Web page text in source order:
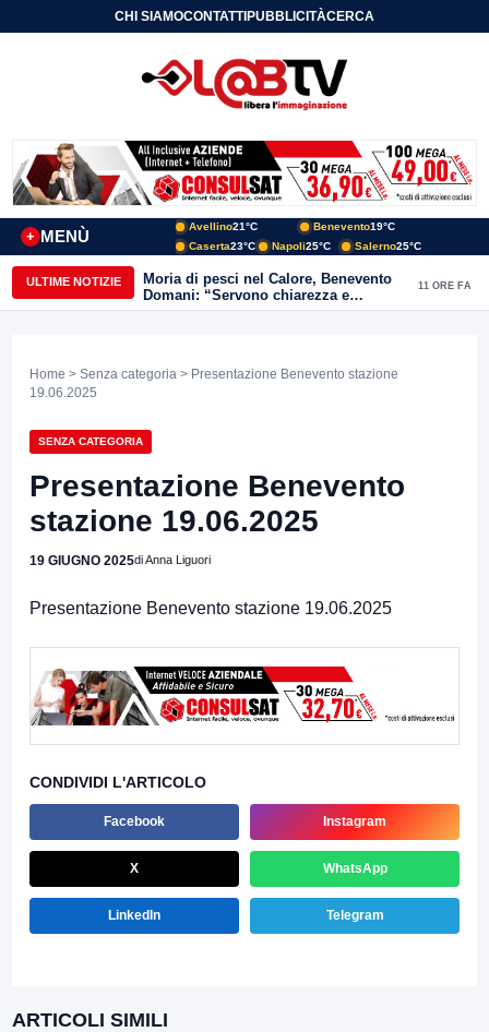
CHI SIAMOCONTATTIPUBBLICITÀCERCA
MENÙ
+
Avellino21°C Benevento19°C
Caserta23°C Napoli25°C Salerno25°C
ULTIME NOTIZIE
Moria di pesci nel Calore, Benevento
Domani: “Servono chiarezza e
approfondimenti sulla gestione
11 ORE FA
Home > Senza categoria > Presentazione Benevento stazione
19.06.2025
SENZA CATEGORIA
Presentazione Benevento
stazione 19.06.2025
19 GIUGNO 2025di Anna Liguori
Presentazione Benevento stazione 19.06.2025
CONDIVIDI L'ARTICOLO
Facebook Instagram
X WhatsApp
LinkedIn Telegram
ARTICOLI SIMILI